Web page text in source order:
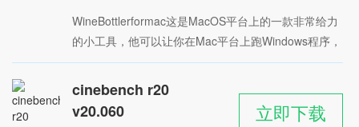
星级：
WineBottlerformac这是MacOS平台上的一款非常给力
的小工具，他可以让你在Mac平台上跑Windows程序，
WineBottler就可以直接将windows的应用程序封装成
Macapp来使用，这样你就不需要装双系统或者虚拟机
cinebench r20
v20.060
立即下载